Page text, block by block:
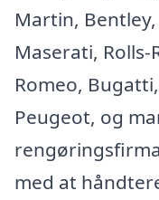
Martin,
Maserati, Rolls-
Romeo,
Peugeot, og
med at